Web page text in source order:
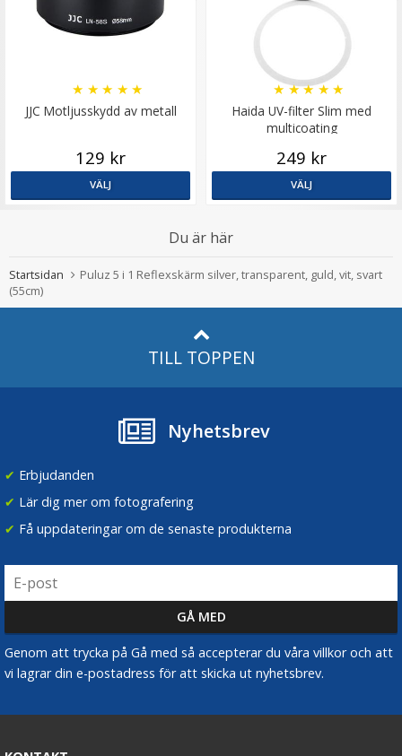
JJC Motljusskydd av metall
★ ★ ★ ★ ★
129 kr
VÄLJ
Haida UV-filter Slim med
multicoating
★★★★ ★
249 kr
VÄLJ
Du är här
Startsidan
Puluz 5 i 1 Reflexskärm silver, transparent, guld, vit, svart
(55cm)
TILL TOPPEN
Nyhetsbrev
✔ Erbjudanden
✔ Lär dig mer om fotografering
✔ Få uppdateringar om de senaste produkterna
Genom att trycka på Gå med så accepterar du våra villkor och att
vi lagrar din e-postadress för att skicka ut nyhetsbrev.